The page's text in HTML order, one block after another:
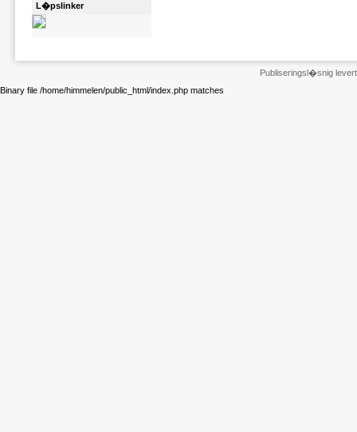
L�pslinker
Publiseringsl�snig
Binary file /home/himmelen/public_html/index.php matches